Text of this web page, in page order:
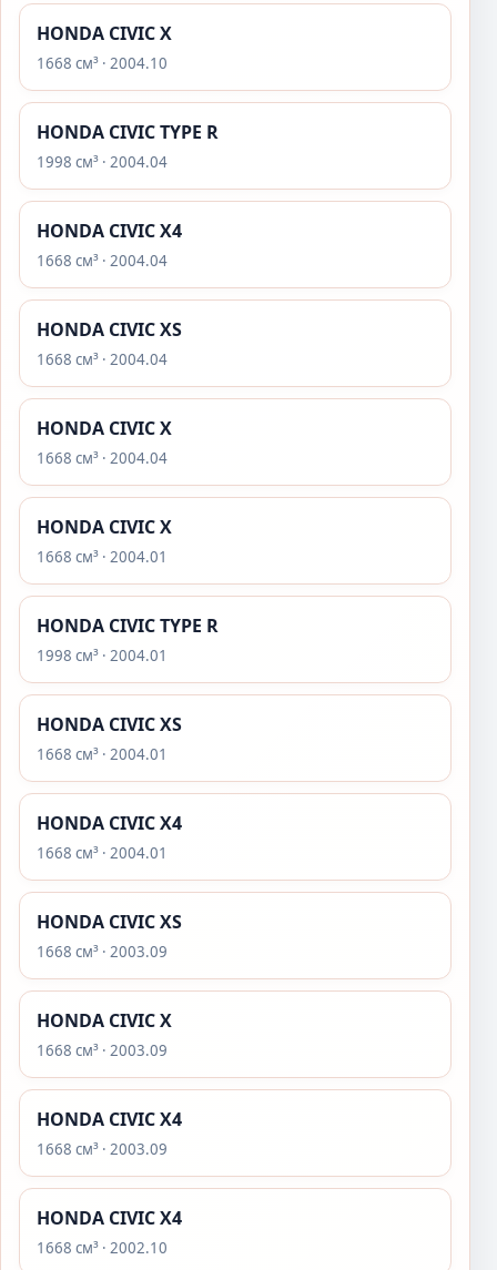
HONDA CIVIC X
1668 см³ · 2004.10
HONDA CIVIC TYPE R
1998 см³ · 2004.04
HONDA CIVIC X4
1668 см³ · 2004.04
HONDA CIVIC XS
1668 см³ · 2004.04
HONDA CIVIC X
1668 см³ · 2004.04
HONDA CIVIC X
1668 см³ · 2004.01
HONDA CIVIC TYPE R
1998 см³ · 2004.01
HONDA CIVIC XS
1668 см³ · 2004.01
HONDA CIVIC X4
1668 см³ · 2004.01
HONDA CIVIC XS
1668 см³ · 2003.09
HONDA CIVIC X
1668 см³ · 2003.09
HONDA CIVIC X4
1668 см³ · 2003.09
HONDA CIVIC X4
1668 см³ · 2002.10